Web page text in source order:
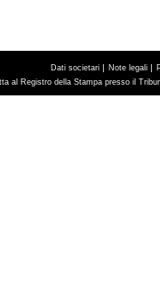
Dati societari | Note legali |
al Registro della Stampa presso il